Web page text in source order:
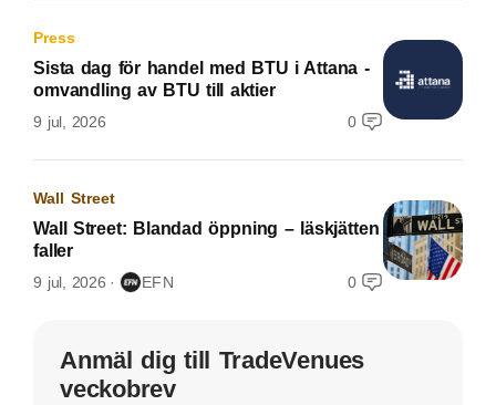
Press
Sista dag för handel med BTU i Attana -
omvandling av BTU till aktier
9 jul, 2026 0
Wall Street
Wall Street: Blandad öppning – läskjätten
faller
9 jul, 2026 EFN 0
Anmäl dig till TradeVenues
veckobrev